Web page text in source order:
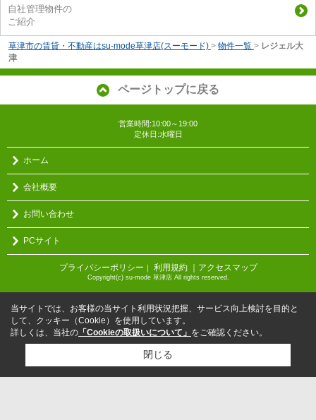
自社管理物件の
ご紹介
草津市の賃貸・不動産はsu-mode草津店(スーモード) > 物件一覧 > レジェル大
津
ページトップに戻る
営業時間:10:00～19:00
定休日:水曜日
ホーム
会社概要
お問い合わせ
PCサイト
プライバシーポリシー 利用規約 ｜アクセスマップ
Copyright(c) su-mode 草津店 All rights reserved.
当サイトでは、お客様の当サイト利用状況把握、サービス向上検討を目的と
して、クッキー（Cookie）を使用しています。
詳しくは、当社の 「Cookieの取扱いについて」 をご確認ください。
閉じる